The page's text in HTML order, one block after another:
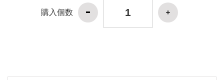
購入個数